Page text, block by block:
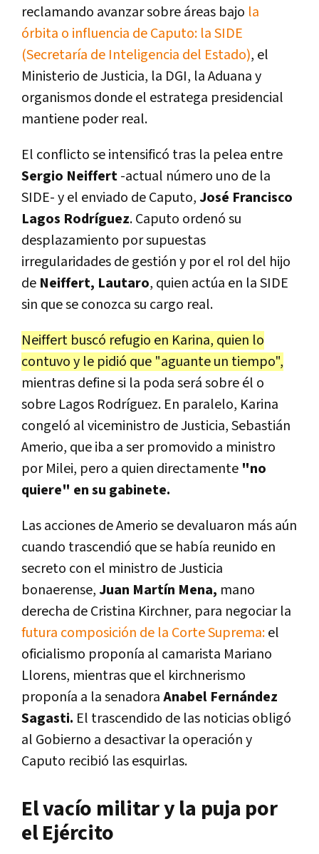
reclamando avanzar sobre áreas bajo la
órbita o influencia de Caputo: la SIDE
(Secretaría de Inteligencia del Estado), el
Ministerio de Justicia, la DGI, la Aduana y
organismos donde el estratega presidencial
mantiene poder real.
El conflicto se intensificó tras la pelea entre
Sergio Neiffert-actual número uno de la
SIDE- y el enviado de Caputo,José Francisco
Lagos Rodríguez. Caputo ordenó su
desplazamiento por supuestas
irregularidades de gestión y por el rol del hijo
de Neiffert, Lautaro, quien actúa en la SIDE
sin que se conozca su cargo real.
Neiffert buscó refugio en Karina, quien lo
contuvo y le pidió que "aguante un tiempo",
mientras define si la poda será sobre él o
sobre Lagos Rodríguez. En paralelo, Karina
congeló al viceministro de Justicia, Sebastián
Amerio, que iba a ser promovido a ministro
por Milei, pero a quien directamente "no
quiere" en su gabinete.
Las acciones de Amerio se devaluaron más aún
cuando trascendió que se había reunido en
secreto con el ministro de Justicia
bonaerense,Juan Martín Mena, mano
derecha de Cristina Kirchner, para negociar la
futura composición de la Corte Suprema:el
oficialismo proponía al camarista Mariano
Llorens, mientras que el kirchnerismo
proponía a la senadoraAnabel Fernández
Sagasti. El trascendido de las noticias obligó
al Gobierno a desactivar la operación y
Caputo recibió las esquirlas.
El vacío militar y la puja por
el Ejército